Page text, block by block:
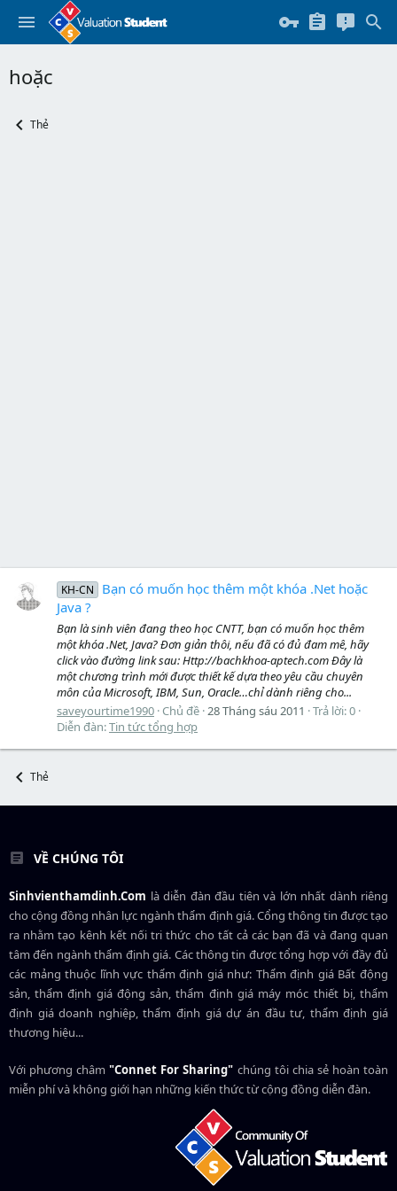
hoặc
Thẻ
KH-CN
Bạn có muốn học thêm một khóa .Net hoặc
Java ?
Bạn là sinh viên đang theo học CNTT, bạn có muốn học thêm
một khóa .Net, Java? Đơn giản thôi, nếu đã có đủ đam mê, hãy
click vào đường link sau: Http://bachkhoa-aptech.com Đây là
một chương trình mới được thiết kế dựa theo yêu cầu chuyên
môn của Microsoft, IBM, Sun, Oracle…chỉ dành riêng cho...
saveyourtime1990 Chủ đề 28 Tháng sáu 2011
Trả lời: 0
Diễn đàn:Tin tức tổng hợp
Thẻ
VỀ CHÚNG TÔI
Sinhvienthamdinh.Com là diễn đàn đầu tiên và lớn nhất dành riêng
cho cộng đồng nhân lực ngànhthẩm định giá. Cổng thông tin được tạo
ra nhằm tạo kênh kết nối tri thức cho tất cả các bạn đã và đang quan
tâm đến ngành thẩm định giá. Các thông tin được tổng hợp với đầy đủ
các mảng thuộc lĩnh vực thẩm định giá như: Thẩm định giá Bất động
sản, thẩm định giá động sản, thẩm định giá máy móc thiết bị, thẩm
định giá doanh nghiệp, thẩm định giá dự án đầu tư, thẩm định giá
thương hiệu...
Với phương châm"Connet For Sharing" chúng tôi chia sẻ hoàn toàn
miễn phí và không giới hạn những kiến thức từ cộng đồng diễn đàn.